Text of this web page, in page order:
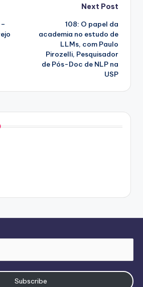
Next Post
108: O papel da
academia no estudo de
LLMs, com Paulo
Pirozelli, Pesquisador
de Pós-Doc de NLP na
USP
Subscribe